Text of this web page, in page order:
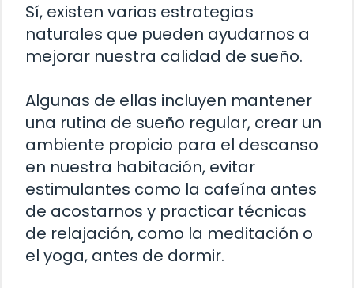
Sí, existen varias estrategias
naturales que pueden ayudarnos a
mejorar nuestra calidad de sueño.
Algunas de ellas incluyen mantener
una rutina de sueño regular, crear un
ambiente propicio para el descanso
en nuestra habitación, evitar
estimulantes como la cafeína antes
de acostarnos y practicar técnicas
de relajación, como la meditación o
el yoga, antes de dormir.